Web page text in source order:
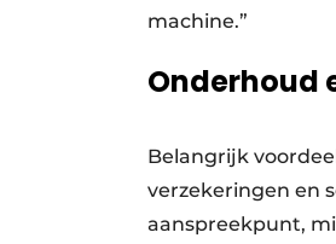
machine.”
Onderhoud
Belangrijk
verzekeringen en
aanspreekpunt,